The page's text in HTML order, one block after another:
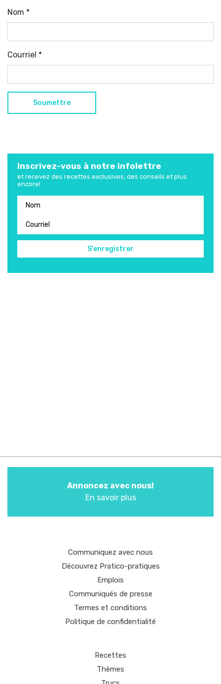
Nom *
Courriel *
Inscrivez-vous à notre infolettre
et recevez des recettes exclusives, des conseils et plus
encore!
Annoncez avec nous!
En savoir plus
Communiquez avec nous
Découvrez Pratico-pratiques
Emplois
Communiqués de presse
Termes et conditions
Politique de confidentialité
Recettes
Thèmes